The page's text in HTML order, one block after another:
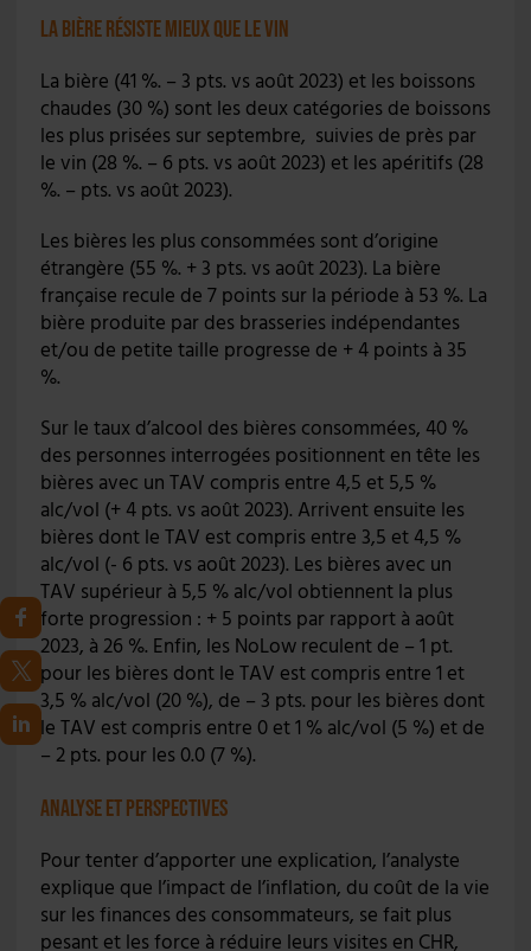
La bière résiste mieux que le vin
La bière (41 %. – 3 pts. vs août 2023) et les boissons
chaudes (30 %) sont les deux catégories de boissons
les plus prisées sur septembre, suivies de près par
le vin (28 %. – 6 pts. vs août 2023) et les apéritifs (28
%. – pts. vs août 2023).
Les bières les plus consommées sont d’origine
étrangère (55 %. + 3 pts. vs août 2023). La bière
française recule de 7 points sur la période à 53 %. La
bière produite par des brasseries indépendantes
et/ou de petite taille progresse de + 4 points à 35
%.
Sur le taux d’alcool des bières consommées, 40 %
des personnes interrogées positionnent en tête les
bières avec un TAV compris entre 4,5 et 5,5 %
alc/vol (+ 4 pts. vs août 2023). Arrivent ensuite les
bières dont le TAV est compris entre 3,5 et 4,5 %
alc/vol (- 6 pts. vs août 2023). Les bières avec un
TAV supérieur à 5,5 % alc/vol obtiennent la plus
forte progression : + 5 points par rapport à août
2023, à 26 %. Enfin, les NoLow reculent de – 1 pt.
pour les bières dont le TAV est compris entre 1 et
3,5 % alc/vol (20 %), de – 3 pts. pour les bières dont
le TAV est compris entre 0 et 1 % alc/vol (5 %) et de
– 2 pts. pour les 0.0 (7 %).
Analyse et perspectives
Pour tenter d’apporter une explication, l’analyste
explique que l’impact de l’inflation, du coût de la vie
sur les finances des consommateurs, se fait plus
pesant et les force à réduire leurs visites en CHR,